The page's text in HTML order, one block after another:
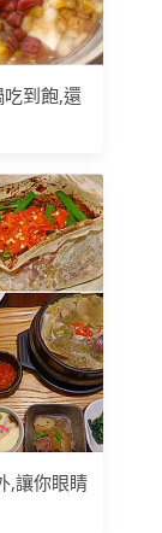
到飽,還
,讓你眼睛